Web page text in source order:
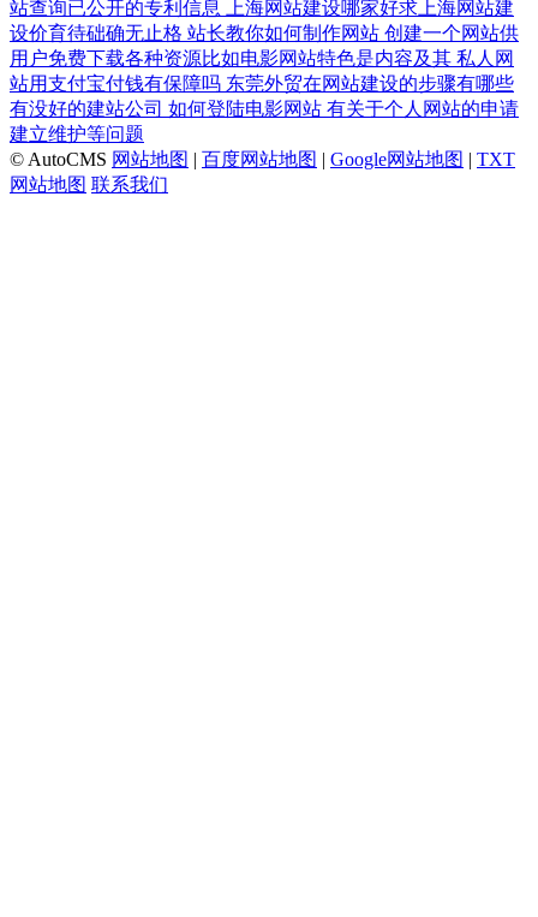
站查询已公开的专利信息
上海网站建设哪家好求上海网站建
设价育待础确无止格 站长教你如何制作网站 创建一个网站供
用户免费下载各种资源比如电影网站特色是内容及其 私人网
站用支付宝付钱有保障吗 东莞外贸在网站建设的步骤有哪些
有没好的建站公司 如何登陆电影网站 有关于个人网站的申请
建立维护等问题
© AutoCMS 网站地图 | 百度网站地图 | Google网站地图 | TXT
网站地图 联系我们